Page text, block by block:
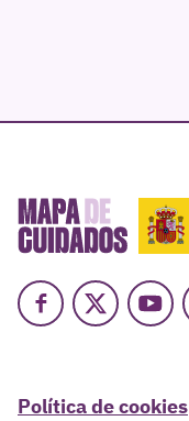
Facebook
X
Política de cookies